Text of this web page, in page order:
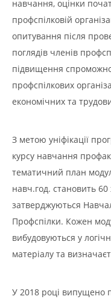
навчання, оцінки
профспілковій
опитування після
поглядів членів
підвищення
профспілкових
економічних та
З метою уніфікації
курсу навчання
тематичний план
навч.год. становить
затверджуються
Профспілки. Кожен
вибудовуються у
матеріалу та
У 2018 році випущено